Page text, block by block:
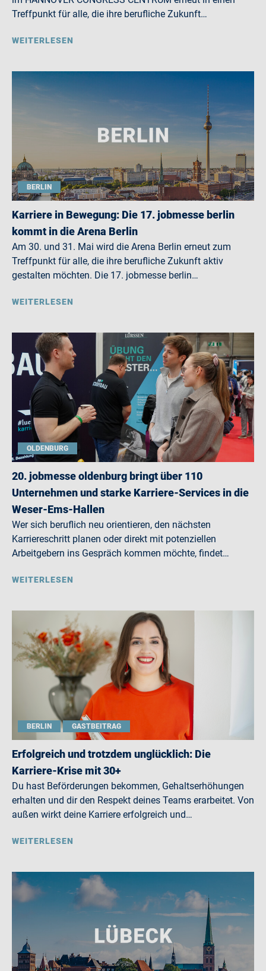
Treffpunkt für alle, die ihre berufliche Zukunft…
WEITERLESEN
BERLIN
Karriere in Bewegung: Die 17. jobmesse berlin
kommt in die Arena Berlin
Am 30. und 31. Mai wird die Arena Berlin erneut zum
Treffpunkt für alle, die ihre berufliche Zukunft aktiv
gestalten möchten. Die 17. jobmesse berlin…
WEITERLESEN
OLDENBURG
20. jobmesse oldenburg bringt über 110
Unternehmen und starke Karriere-Services in die
Weser-Ems-Hallen
Wer sich beruflich neu orientieren, den nächsten
Karriereschritt planen oder direkt mit potenziellen
Arbeitgebern ins Gespräch kommen möchte, findet…
WEITERLESEN
BERLIN GASTBEITRAG
Erfolgreich und trotzdem unglücklich: Die
Karriere-Krise mit 30+
Du hast Beförderungen bekommen, Gehaltserhöhungen
erhalten und dir den Respekt deines Teams erarbeitet. Von
außen wirkt deine Karriere erfolgreich und…
WEITERLESEN